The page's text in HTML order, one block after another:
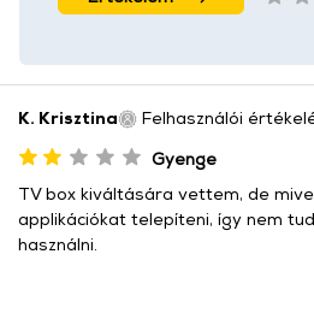
K. Krisztina Felhasználói
Gyenge
TV box kiváltására vettem, de
applikációkat telepíteni, így nem
használni.